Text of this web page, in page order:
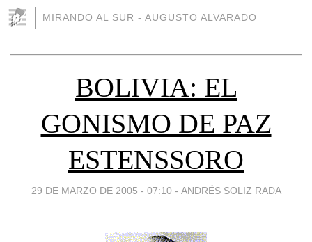
MIRANDO AL SUR - AUGUSTO ALVARADO
BOLIVIA: EL
GONISMO DE PAZ
ESTENSSORO
29 DE MARZO DE 2005 - 07:10 - ANDRÉS SOLIZ RADA